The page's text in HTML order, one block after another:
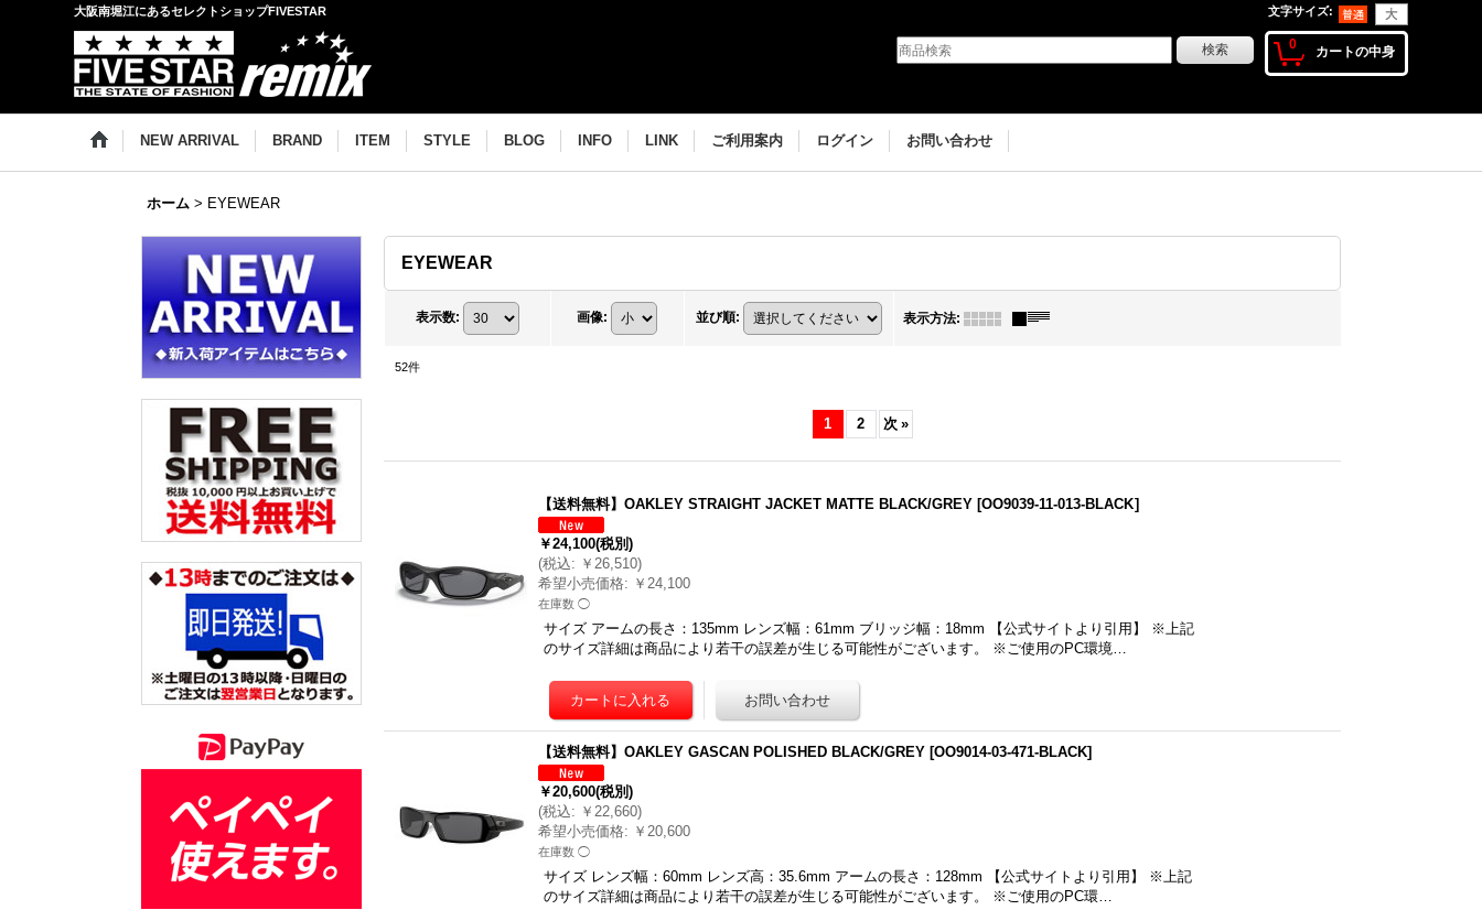
大阪南堀江にあるセレクトショップFIVESTAR 文字サイズ:
0 カートの中身
NEW ARRIVAL BRAND ITEM STYLE BLOG INFO LINK ご利用案内 ログイン お問い合わせ
ホーム > EYEWEAR
EYEWEAR
表示数: 画像: 並び順: 表示方法:
52件
1 2 次 »
【送料無料】OAKLEY STRAIGHT JACKET MATTE BLACK/GREY [OO9039-11-013-BLACK]
￥24,100(税別)
(税込: ￥26,510)
希望小売価格: ￥24,100
在庫数 ◯
サイズ アームの長さ：135mm レンズ幅：61mm ブリッジ幅：18mm 【公式サイトより引用】 ※上記
のサイズ詳細は商品により若干の誤差が生じる可能性がございます。 ※ご使用のPC環境…
【送料無料】OAKLEY GASCAN POLISHED BLACK/GREY [OO9014-03-471-BLACK]
￥20,600(税別)
(税込: ￥22,660)
希望小売価格: ￥20,600
在庫数 ◯
サイズ レンズ幅：60mm レンズ高：35.6mm アームの長さ：128mm 【公式サイトより引用】 ※上記
のサイズ詳細は商品により若干の誤差が生じる可能性がございます。 ※ご使用のPC環…